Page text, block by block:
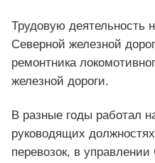
Трудовую деятельность
Северной железной
ремонтника
железной дороги.
В разные годы работал
руководящих
перевозок, в